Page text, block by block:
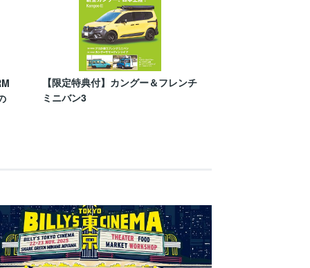
【限定特典付】カングー＆フレンチ
ミニバン3